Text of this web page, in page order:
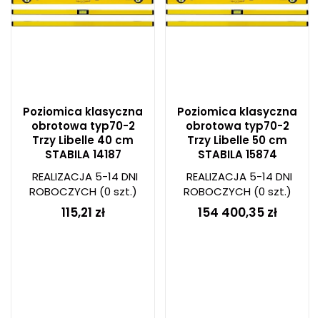
Poziomica klasyczna
obrotowa typ70-2
Trzy Libelle 40 cm
STABILA 14187
REALIZACJA 5-14 DNI
ROBOCZYCH(0 szt.)
115,21 zł
Poziomica klasyczna
obrotowa typ70-2
Trzy Libelle 50 cm
STABILA 15874
REALIZACJA 5-14 DNI
ROBOCZYCH(0 szt.)
154 400,35 zł